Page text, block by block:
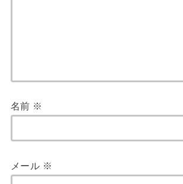
名前 ※
メール ※